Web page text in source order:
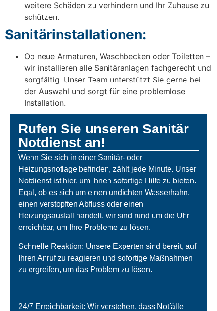
weitere Schäden zu verhindern und Ihr Zuhause zu
schützen.
Sanitärinstallationen:
Ob neue Armaturen, Waschbecken oder Toiletten –
wir installieren alle Sanitäranlagen fachgerecht und
sorgfältig. Unser Team unterstützt Sie gerne bei
der Auswahl und sorgt für eine problemlose
Installation.
Rufen Sie unseren Sanitär
Notdienst an!
Wenn Sie sich in einer Sanitär- oder
Heizungsnotlage befinden, zählt jede Minute. Unser
Notdienst ist hier, um Ihnen sofortige Hilfe zu bieten.
Egal, ob es sich um einen undichten Wasserhahn,
einen verstopften Abfluss oder einen
Heizungsausfall handelt, wir sind rund um die Uhr
erreichbar, um Ihre Probleme zu lösen.
Schnelle Reaktion: Unsere Experten sind bereit, auf
Ihren Anruf zu reagieren und sofortige Maßnahmen
zu ergreifen, um das Problem zu lösen.
24/7 Erreichbarkeit: Wir verstehen, dass Notfälle